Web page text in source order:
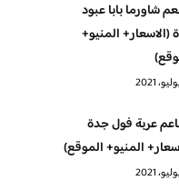
شاورما بابا عبود
(الاسعار+ المنيو+
عربة فول جدة
المنيو+ الموقع)